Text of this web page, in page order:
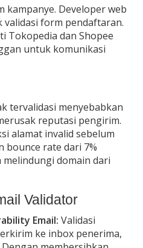
kampanye. Developer web
form pendaftaran.
Tokopedia dan Shopee
untuk komunikasi
tervalidasi menyebabkan
reputasi pengirim.
alamat invalid sebelum
bounce rate dari 7%
melindungi domain dari
Validator
Email: Validasi
ke inbox penerima,